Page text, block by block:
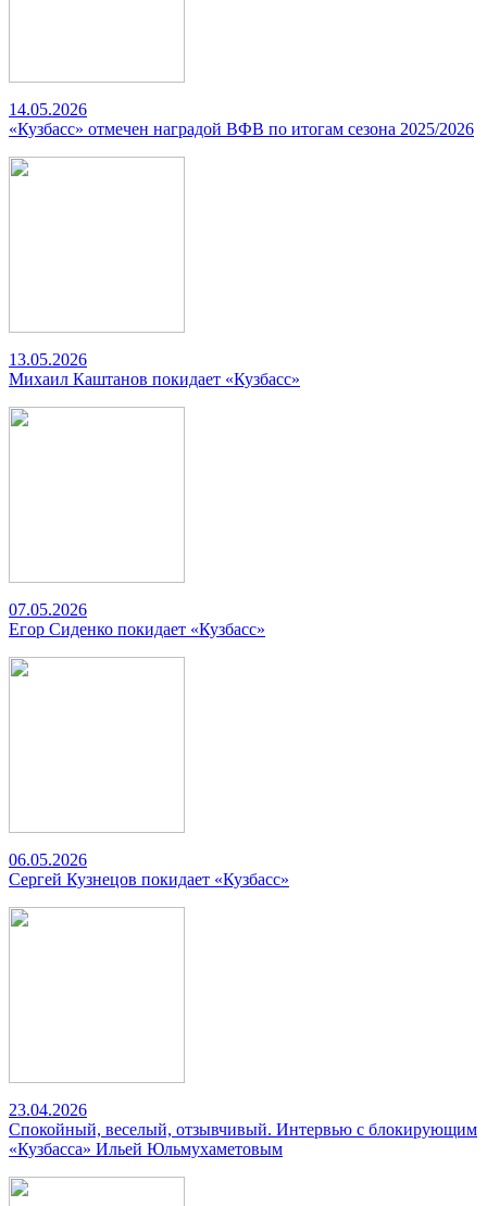
14.05.2026
«Кузбасс» отмечен наградой ВФВ по итогам сезона 2025/2026
13.05.2026
Михаил Каштанов покидает «Кузбасс»
07.05.2026
Егор Сиденко покидает «Кузбасс»
06.05.2026
Сергей Кузнецов покидает «Кузбасс»
23.04.2026
Спокойный, веселый, отзывчивый. Интервью с блокирующим
«Кузбасса» Ильей Юльмухаметовым